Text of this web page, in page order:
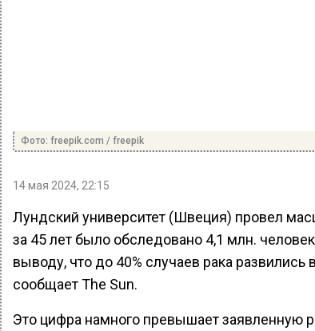
Фото: freepik.com / freepik
14 мая 2024, 22:15
Лундский университет (Швеция) провел
за 45 лет было обследовано 4,1 млн.
выводу, что до 40% случаев рака развились
сообщает The Sun.
Это цифра намного превышает заявленную